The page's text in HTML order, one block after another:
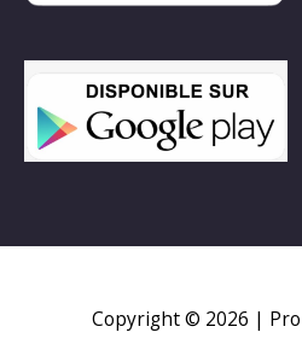
Copyright © 2026 |